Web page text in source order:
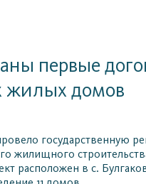
первые
жилых домов
государственную
жилищного
расположен в с.